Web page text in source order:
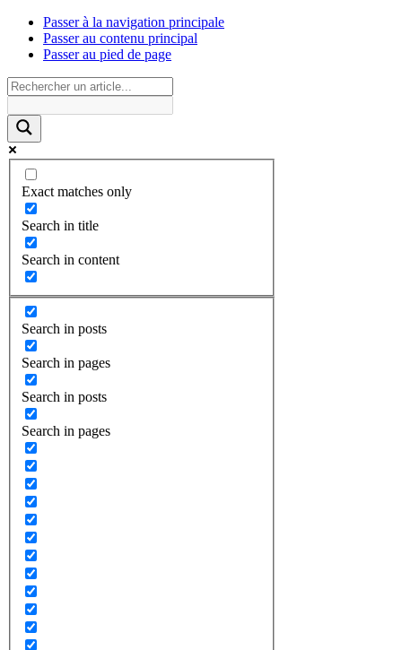
Passer à la navigation principale
Passer au contenu principal
Passer au pied de page
Exact matches only
Search in title
Search in content
Search in posts
Search in pages
Search in posts
Search in pages